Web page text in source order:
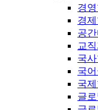
경
경
공
교
국
국
국
글